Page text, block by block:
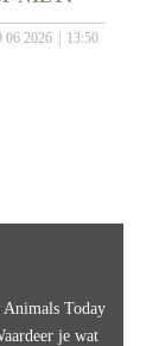
06 2026 13:50
Today
je wat